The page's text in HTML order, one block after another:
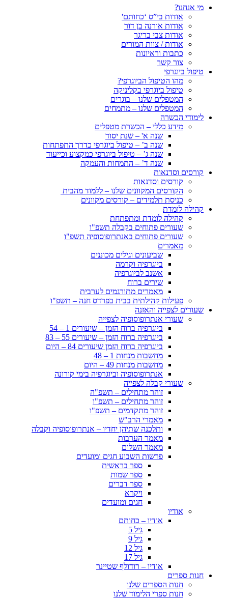
מי אנחנו?
אודות בי”ס ‘כחותם'
אודות אורנה בן דור
אודות צבי בריגר
אודות / צוות המורים
כתבות וראיונות
צור קשר
טיפול ביוגרפי
מהו הטיפול הביוגרפי?
טיפול ביוגרפי בקליניקה
המטפלים שלנו – בוגרים
המטפלים שלנו – מתמחים
לימודי הכשרה
מידע כללי – הכשרת מטפלים
שנה א' – שנת יסוד
שנה ב’ – טיפול ביוגרפי כדרך התפתחות
שנה ג’ – טיפול ביוגרפי כמקצוע וכייעוד
שנה ד’ – התמחות והעמקה
קורסים וסדנאות
קורסים וסדנאות
הקורסים המקוונים שלנו – ללמוד מהבית
כניסת תלמידים – קורסים מקוונים
קהילה לומדת
קהילה לומדת ומתפתחת
שעורים פתוחים בקבלה תשפ"ו
שעורים פתוחים באנתרופוסופיה תשפ"ו
מאמרים
שביעונים וגילים מכוננים
ביוגרפיה וקרמה
אשנב לביוגרפיה
שירים ברוח
מאמרים מתורגמים לערבית
פעילות קהילתית בבית בפרדס חנה – תשפ"ו
שעורים לצפייה והאזנה
שעורי אנתרופוסופיה לצפייה
ביוגרפיה ברוח הזמן – שיעורים 1 – 54
ביוגרפיה ברוח הזמן – שיעורים 55 – 83
ביוגרפיה ברוח הזמן שיעורים 84 – היום
מחשבות מנחות 1 – 48
מחשבות מנחות 49 – היום
אנתרופוסופיה וביוגרפיה בימי קורונה
שעורי קבלה לצפייה
זוהר מתחילים – תשפ"ה
זוהר מתחילים – תשפ"ו
זוהר מתקדמים – תשפ"ו
מאמרי הרב"ש
ותלכנה שתיהן יחדיו – אנתרופוסופיה וקבלה
מאמר הערבות
מאמר השלום
פרשות השבוע חגים ומועדים
ספר בראשית
ספר שמות
ספר דברים
ויקרא
חגים ומועדים
אודיו
אודיו – כחותם
גיל 5
גיל 9
גיל 12
גיל 17
אודיו – רודולף שטיינר
חנות ספרים
חנות הספרים שלנו
חנות ספרי הלימוד שלנו